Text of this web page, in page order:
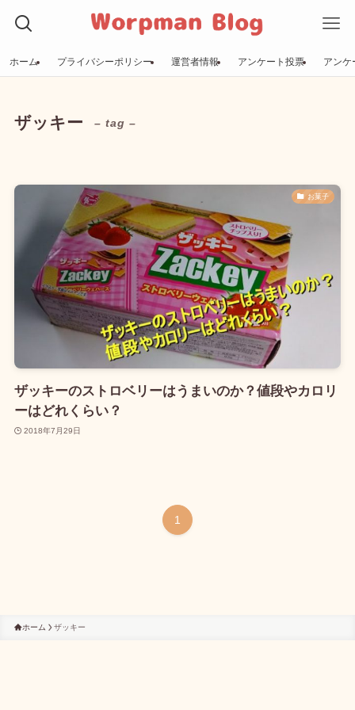
ホーム プライバシーポリシー 運営者情報 アンケート投票 アンケ
ザッキー – tag –
お菓子
ザッキーのストロベリーはうまいのか？値段やカロリ
ーはどれくらい？
2018年7月29日
1
ホーム ザッキー